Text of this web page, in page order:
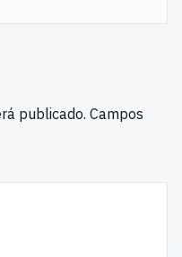
publicado. Campos